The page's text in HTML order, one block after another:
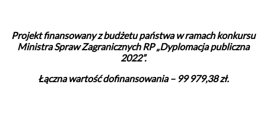
Projekt finansowany z budżetu państwa w ramach konkursu
Ministra Spraw Zagranicznych RP „Dyplomacja publiczna
2022”.
Łączna wartość dofinansowania – 99 979,38 zł.